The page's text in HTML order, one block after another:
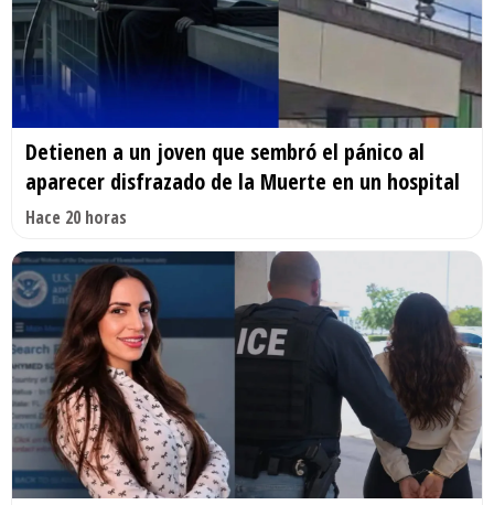
Detienen a un joven que sembró el pánico al
aparecer disfrazado de la Muerte en un hospital
Hace 20 horas